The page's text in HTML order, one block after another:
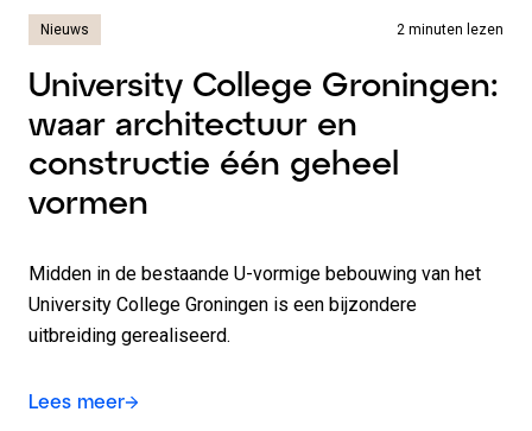
Nieuws 2 minuten lezen
University College Groningen:
waar architectuur en
constructie één geheel
vormen
Midden in de bestaande U-vormige bebouwing van het
University College Groningen is een bijzondere
uitbreiding gerealiseerd.
Lees meer